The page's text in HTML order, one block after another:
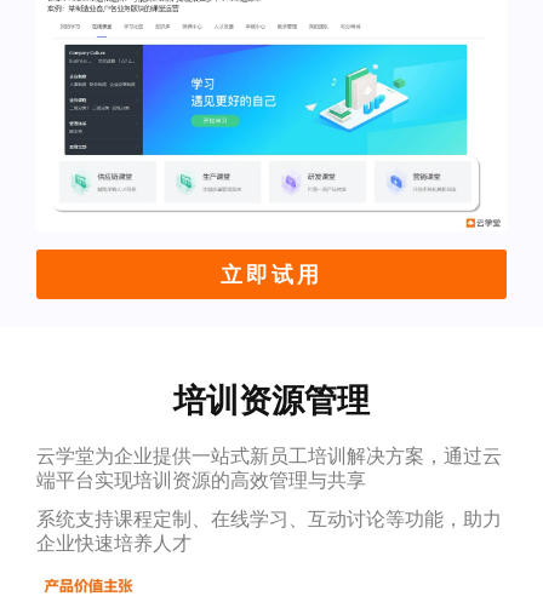
立即试用
培训资源管理
云学堂为企业提供一站式新员工培训解决方案，通过云
端平台实现培训资源的高效管理与共享
系统支持课程定制、在线学习、互动讨论等功能，助力
企业快速培养人才